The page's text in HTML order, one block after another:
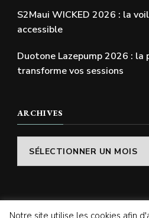
S2Maui WICKED 2026 : la
accessible
Duotone Lazepump 2026 : la
transforme vos sessions
ARCHIVES
Archives
Notre site utilise les cookies afin